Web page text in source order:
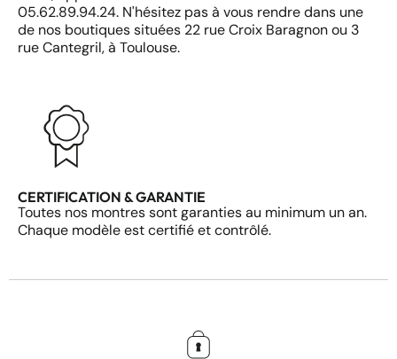
05.62.89.94.24. N'hésitez pas à vous rendre dans une
de nos boutiques situées 22 rue Croix Baragnon ou 3
rue Cantegril, à Toulouse.
CERTIFICATION & GARANTIE
Toutes nos montres sont garanties au minimum un an.
Chaque modèle est certifié et contrôlé.